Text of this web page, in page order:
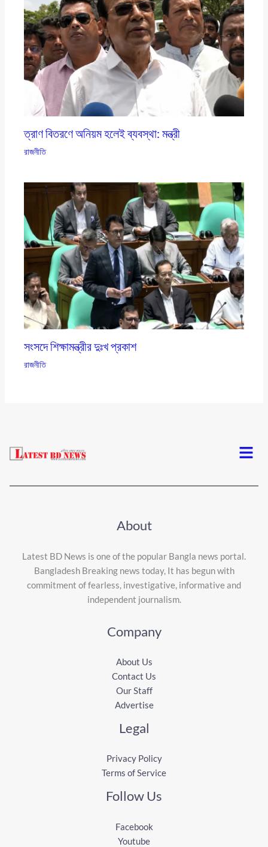
ত্রাণ বিতরণে অনিয়ম হলেই ব্যবস্থা: মন্ত্রী
রাজনীতি
সংসদে শিক্ষামন্ত্রীর দুঃখ প্রকাশ
রাজনীতি
Menu
About
Latest BD News is one of the popular Bangla news portal.
Bangladesh Breaking news today, It has begun with
commitment of fearless, investigative, informative and
independent journalism.
Company
About Us
Contact Us
Our Staff
Advertise
Legal
Privacy Policy
Terms of Service
Follow Us
Facebook
Youtube